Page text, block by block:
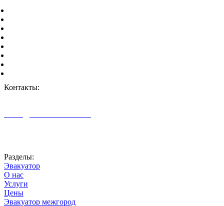
Контакты:
Разделы:
Эвакуатор
О нас
Услуги
Цены
Эвакуатор межгород